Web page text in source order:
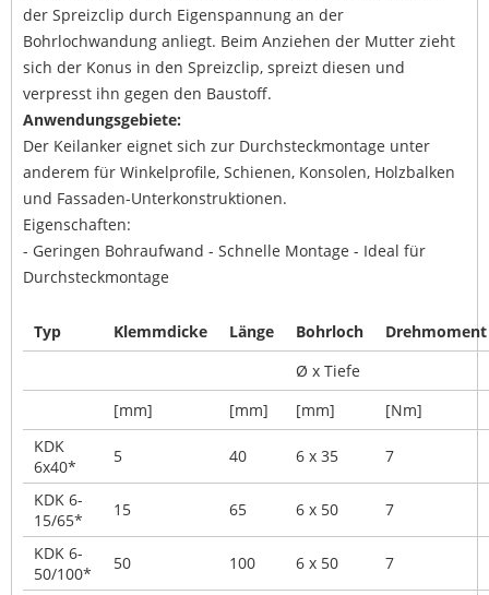
der Spreizclip durch Eigenspannung an der
Bohrlochwandung anliegt. Beim Anziehen der Mutter zieht
sich der Konus in den Spreizclip, spreizt diesen und
verpresst ihn gegen den Baustoff.
Anwendungsgebiete:
Der Keilanker eignet sich zur Durchsteckmontage unter
anderem für Winkelprofile, Schienen, Konsolen, Holzbalken
und Fassaden-Unterkonstruktionen.
Eigenschaften:
- Geringen Bohraufwand - Schnelle Montage - Ideal für
Durchsteckmontage
Typ Klemmdicke Länge Bohrloch
Drehmoment
Ø x Tiefe
[mm]
[mm] [mm]
[Nm]
KDK
6x40*
5 40 6 x 35 7
KDK 6-
15/65*
15 65 6 x 50 7
KDK 6-
50/100*
50 100 6 x 50 7